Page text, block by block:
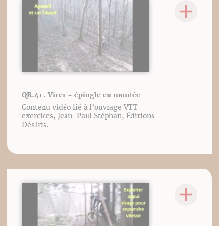
QR.41 : Virer - épingle en montée
Contenu vidéo lié à l’ouvrage VTT
exercices, Jean-Paul Stéphan, Éditions
DésIris.